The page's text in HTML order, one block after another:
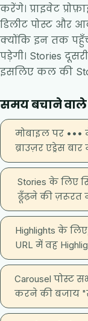
करेंगे। प्राइवेट
डिलीट पोस्ट और
क्योंकि इन तक
पड़ेगी। Stories
इसलिए कल की
समय बचाने वाले
मोबाइल पर
ब्राउज़र एड्रेस
Stories के लिए
ढूँढ़ने की ज़रूरत
Highlights के
URL में वह
Carousel पोस्ट
करने की बजाय